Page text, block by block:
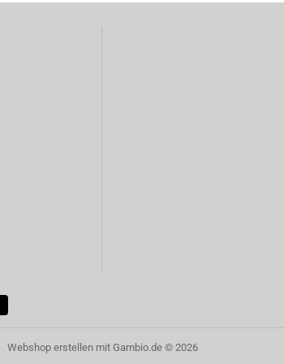
Webshop erstellenmit Gambio.de © 2026